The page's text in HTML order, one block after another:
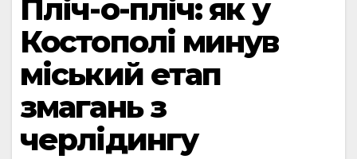
Пліч-о-пліч: як у
Костополі минув
міський етап
змагань з
черлідингу